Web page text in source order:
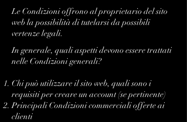
Le Condizioni offrono al proprietario del sito
web la possibilità di tutelarsi da possibili
vertenze legali.
In generale, quali aspetti devono essere trattati
nelle Condizioni generali?
Chi può utilizzare il sito web, quali sono i
requisiti per creare un account (se pertinente)
Principali Condizioni commerciali offerte ai
clienti